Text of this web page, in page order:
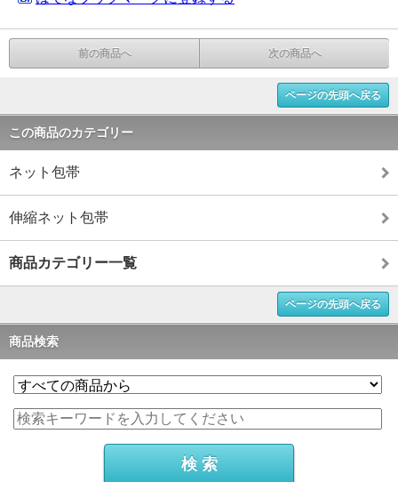
前の商品へ 次の商品へ
ページの先頭へ戻る
この商品のカテゴリー
ネット包帯
伸縮ネット包帯
商品カテゴリー一覧
ページの先頭へ戻る
商品検索